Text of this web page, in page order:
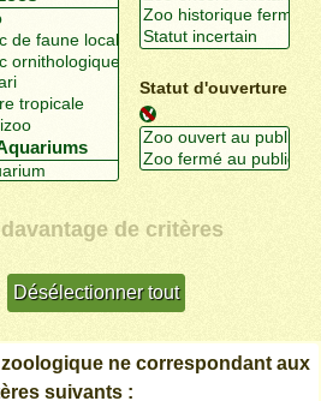
Statut d'ouverture
de critères
ne correspondant aux
suivants :